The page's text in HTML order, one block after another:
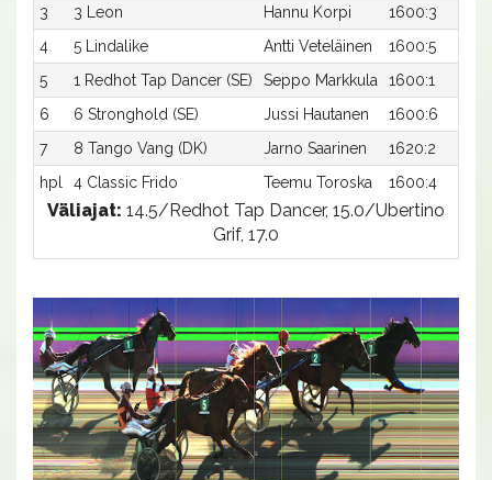
3
3 Leon Hannu Korpi
1600:3
4
5 Lindalike Antti Veteläinen
1600:5
5
1 Redhot Tap Dancer (SE) Seppo Markkula
1600:1
6
6 Stronghold (SE) Jussi Hautanen
1600:6
7
8 Tango Vang (DK) Jarno Saarinen
1620:2
hpl
4 Classic Frido Teemu Toroska 1600:4
Väliajat: 14.5/Redhot Tap Dancer, 15.0/Ubertino
Grif, 17.0